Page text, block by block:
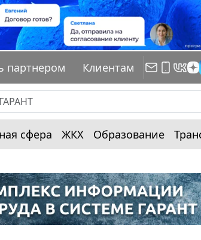
партнером Клиентам
сфера ЖКХ Образование